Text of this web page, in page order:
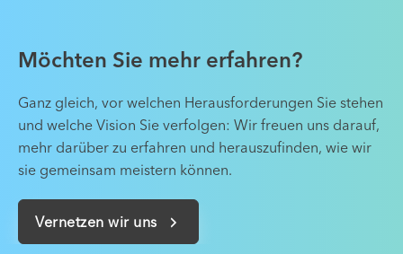
Möchten Sie mehr erfahren?
Ganz gleich, vor welchen Herausforderungen Sie stehen
und welche Vision Sie verfolgen: Wir freuen uns darauf,
mehr darüber zu erfahren und herauszufinden, wie wir
sie gemeinsam meistern können.
Vernetzen wir uns